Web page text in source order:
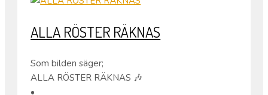
ALLA RÖSTER RÄKNAS
Som bilden säger;
ALLA RÖSTER RÄKNAS 🎶
•